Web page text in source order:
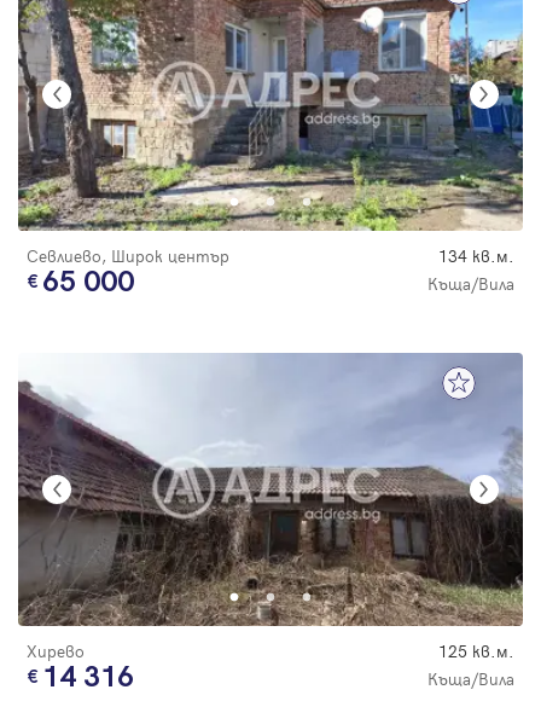
Севлиево, Широк център 134 кв.м.
65 000 Къща/Вила
Хирево 125 кв.м.
14 316 Къща/Вила